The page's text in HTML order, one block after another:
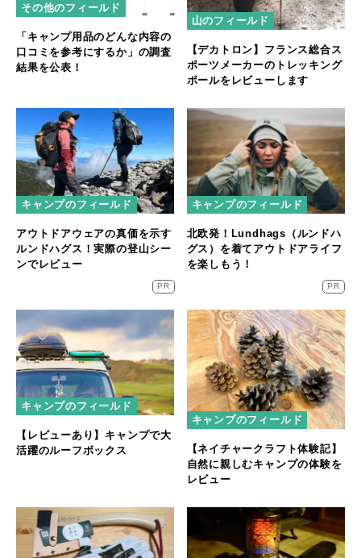
その他のフィールド
「キャンプ用品のどんな内容の
口コミを参考にするか」の調査
結果を公表！
山のフィールド
【デカトロン】フランス総合ス
ポーツメーカーのトレッキング
ポールをレビューします
キャンプのフィールド
アウトドアウェアの真価を示す
ルンドハグス！実際の登山シー
ンでレビュー
PR
キャンプのフィールド
北欧発！Lundhags（ルンドハ
グス）を着てアウトドアライフ
を楽しもう！
PR
キャンプのフィールド
【レビューあり】キャンプで大
活躍のルーフボックス
キャンプのフィールド
【ネイチャークラフト体験記】
自然に親しむキャンプの体験を
レビュー